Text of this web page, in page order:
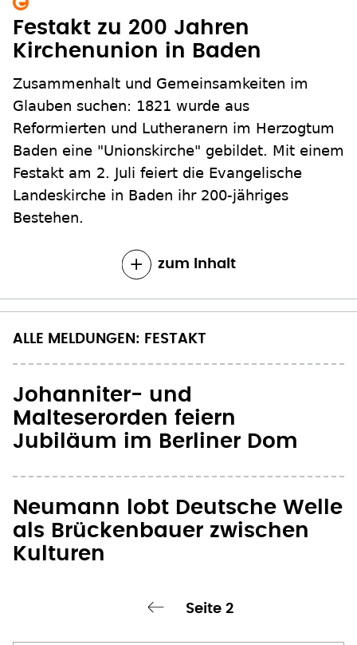
Festakt zu 200 Jahren
Kirchenunion in Baden
Zusammenhalt und Gemeinsamkeiten im
Glauben suchen: 1821 wurde aus
Reformierten und Lutheranern im Herzogtum
Baden eine "Unionskirche" gebildet. Mit einem
Festakt am 2. Juli feiert die Evangelische
Landeskirche in Baden ihr 200-jähriges
Bestehen.
zum Inhalt
ALLE MELDUNGEN: FESTAKT
Johanniter- und
Malteserorden feiern
Jubiläum im Berliner Dom
Neumann lobt Deutsche Welle
als Brückenbauer zwischen
Kulturen
Seite 2